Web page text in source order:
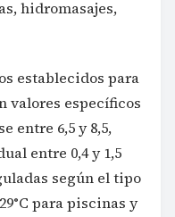
hidromasajes,
establecidos para
valores específicos
entre 6,5 y 8,5,
entre 0,4 y 1,5
según el tipo
para piscinas y